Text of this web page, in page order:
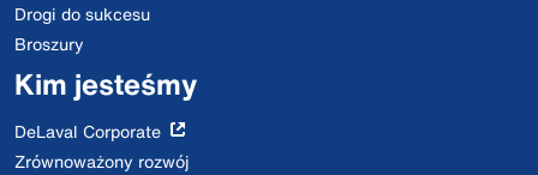
Drogi do sukcesu
Broszury
Kim jesteśmy
DeLaval Corporate
Zrównoważony rozwój